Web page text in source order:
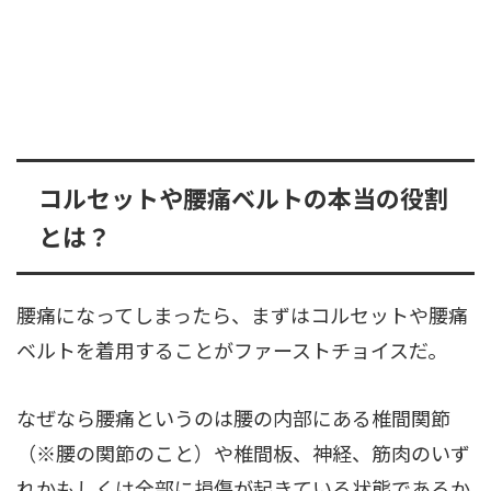
コルセットや腰痛ベルトの本当の役割
とは？
腰痛になってしまったら、まずはコルセットや腰痛
ベルトを着用することがファーストチョイスだ。
なぜなら腰痛というのは腰の内部にある椎間関節
（※腰の関節のこと）や椎間板、神経、筋肉のいず